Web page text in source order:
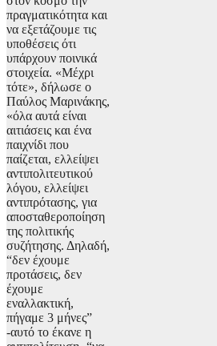
πραγματικότητα και
να εξετάζουμε τις
υποθέσεις ότι
υπάρχουν ποινικά
στοιχεία. «Μέχρι
τότε», δήλωσε ο
Παύλος Μαρινάκης,
«όλα αυτά είναι
αιτιάσεις και ένα
παιχνίδι που
παίζεται, ελλείψει
αντιπολιτευτικού
λόγου, ελλείψει
αντιπρότασης, για
αποσταθεροποίηση
της πολιτικής
συζήτησης. Δηλαδή,
“δεν έχουμε
προτάσεις, δεν
έχουμε
εναλλακτική,
πήγαμε 3 μήνες”
-αυτό το έκανε η